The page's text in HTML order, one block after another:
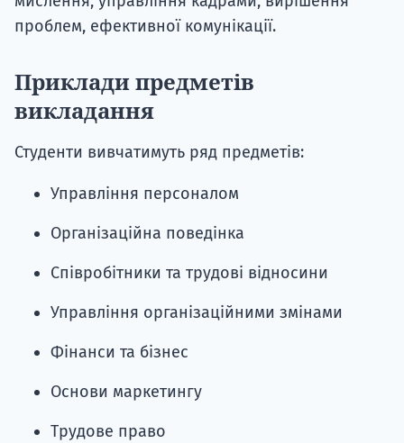
проблем, ефективної комунікації.
Приклади предметів
викладання
Студенти вивчатимуть ряд предметів:
Управління персоналом
Організаційна поведінка
Співробітники та трудові відносини
Управління організаційними змінами
Фінанси та бізнес
Основи маркетингу
Трудове право